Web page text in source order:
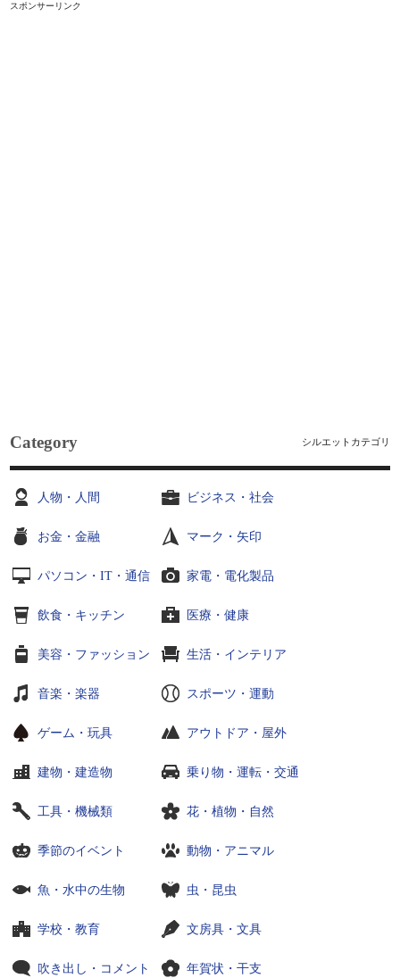
スポンサーリンク
Category シルエットカテゴリ
人物・人間 ビジネス・社会
お金・金融 マーク・矢印
パソコン・IT・通信 家電・電化製品
飲食・キッチン 医療・健康
美容・ファッション 生活・インテリア
音楽・楽器 スポーツ・運動
ゲーム・玩具 アウトドア・屋外
建物・建造物 乗り物・運転・交通
工具・機械類 花・植物・自然
季節のイベント 動物・アニマル
魚・水中の生物 虫・昆虫
学校・教育 文房具・文具
吹き出し・コメント 年賀状・干支